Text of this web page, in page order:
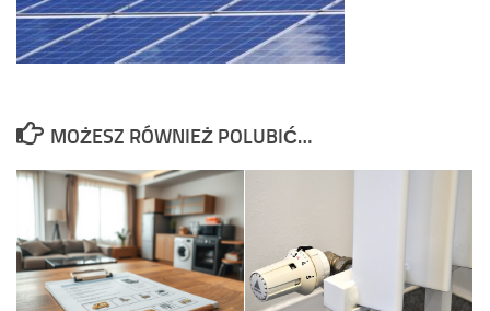
MOŻESZ RÓWNIEŻ POLUBIĆ…